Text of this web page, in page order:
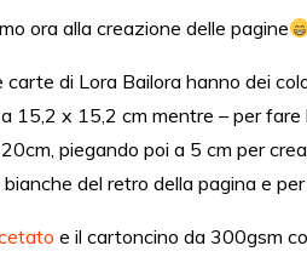
ora alla creazione delle pagine
carte di Lora Bailora hanno dei
15,2 x 15,2 cm mentre – per
piegando poi a 5 cm per
del retro della pagina e
e il cartoncino da 300gsm